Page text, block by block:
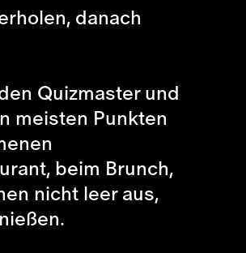
danach
Quizmaster und
meisten Punkten
beim Brunch,
nicht leer aus,